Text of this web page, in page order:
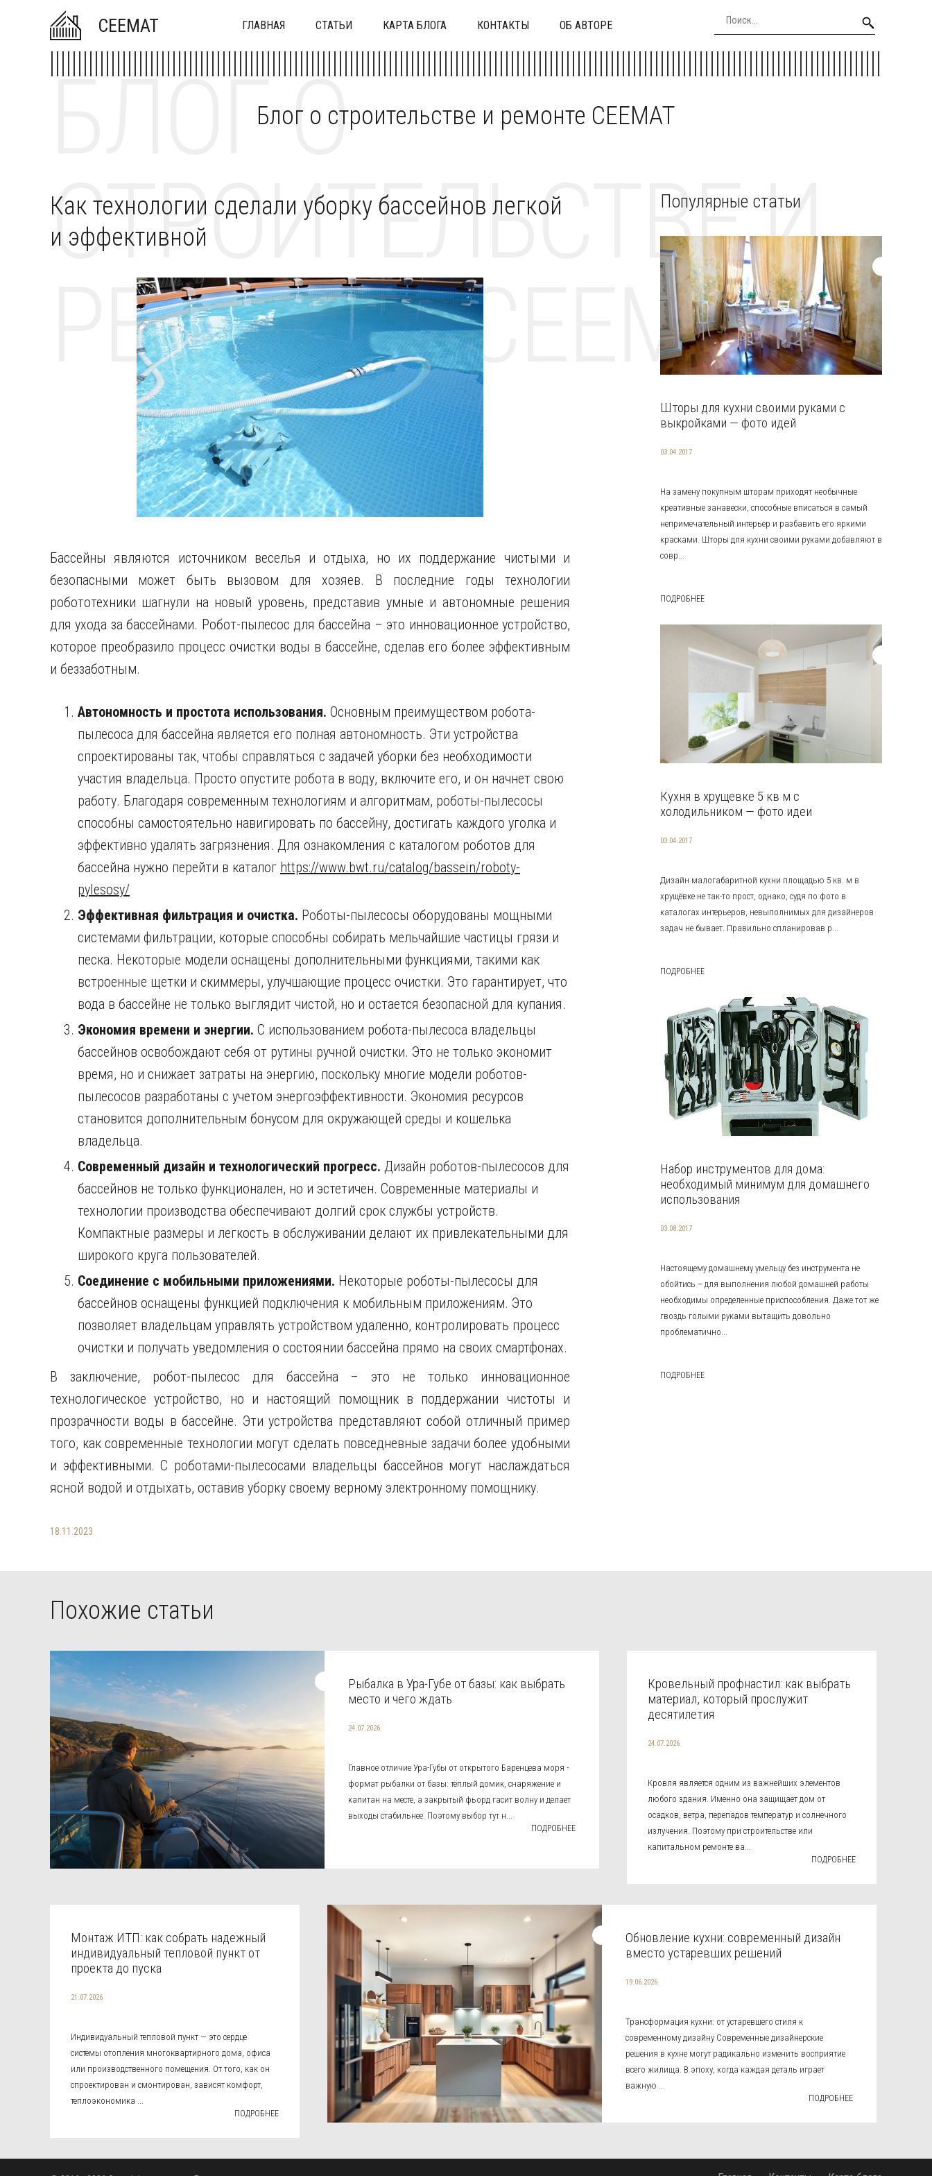
CEEMAT ГЛАВНАЯ СТАТЬИ КАРТА БЛОГА КОНТАКТЫ ОБ АВТОРЕ
Блог о строительстве и ремонте CEEMAT
БЛОГ О
СТРОИТЕЛЬСТВЕ И
РЕМОНТЕ CEEMAT
Как технологии сделали уборку бассейнов легкой
и эффективной
Бассейны являются источником веселья и отдыха, но их поддержание чистыми и
безопасными может быть вызовом для хозяев. В последние годы технологии
робототехники шагнули на новый уровень, представив умные и автономные решения
для ухода за бассейнами. Робот-пылесос для бассейна – это инновационное устройство,
которое преобразило процесс очистки воды в бассейне, сделав его более эффективным
и беззаботным.
Автономность и простота использования. Основным преимуществом робота-
пылесоса для бассейна является его полная автономность. Эти устройства
спроектированы так, чтобы справляться с задачей уборки без необходимости
участия владельца. Просто опустите робота в воду, включите его, и он начнет свою
работу. Благодаря современным технологиям и алгоритмам, роботы-пылесосы
способны самостоятельно навигировать по бассейну, достигать каждого уголка и
эффективно удалять загрязнения. Для ознакомления с каталогом роботов для
бассейна нужно перейти в каталог https://www.bwt.ru/catalog/bassein/roboty-
pylesosy/
Эффективная фильтрация и очистка. Роботы-пылесосы оборудованы мощными
системами фильтрации, которые способны собирать мельчайшие частицы грязи и
песка. Некоторые модели оснащены дополнительными функциями, такими как
встроенные щетки и скиммеры, улучшающие процесс очистки. Это гарантирует, что
вода в бассейне не только выглядит чистой, но и остается безопасной для купания.
Экономия времени и энергии. С использованием робота-пылесоса владельцы
бассейнов освобождают себя от рутины ручной очистки. Это не только экономит
время, но и снижает затраты на энергию, поскольку многие модели роботов-
пылесосов разработаны с учетом энергоэффективности. Экономия ресурсов
становится дополнительным бонусом для окружающей среды и кошелька
владельца.
Современный дизайн и технологический прогресс. Дизайн роботов-пылесосов для
бассейнов не только функционален, но и эстетичен. Современные материалы и
технологии производства обеспечивают долгий срок службы устройств.
Компактные размеры и легкость в обслуживании делают их привлекательными для
широкого круга пользователей.
Соединение с мобильными приложениями. Некоторые роботы-пылесосы для
бассейнов оснащены функцией подключения к мобильным приложениям. Это
позволяет владельцам управлять устройством удаленно, контролировать процесс
очистки и получать уведомления о состоянии бассейна прямо на своих смартфонах.
В заключение, робот-пылесос для бассейна – это не только инновационное
технологическое устройство, но и настоящий помощник в поддержании чистоты и
прозрачности воды в бассейне. Эти устройства представляют собой отличный пример
того, как современные технологии могут сделать повседневные задачи более удобными
и эффективными. С роботами-пылесосами владельцы бассейнов могут наслаждаться
ясной водой и отдыхать, оставив уборку своему верному электронному помощнику.
18.11.2023
Популярные статьи
Шторы для кухни своими руками с
выкройками — фото идей
03.04.2017
На замену покупным шторам приходят необычные
креативные занавески, способные вписаться в самый
непримечательный интерьер и разбавить его яркими
красками. Шторы для кухни своими руками добавляют в
совр...
ПОДРОБНЕЕ
Кухня в хрущевке 5 кв м с
холодильником — фото идеи
03.04.2017
Дизайн малогабаритной кухни площадью 5 кв. м в
хрущёвке не так-то прост, однако, судя по фото в
каталогах интерьеров, невыполнимых для дизайнеров
задач не бывает. Правильно спланировав р...
ПОДРОБНЕЕ
Набор инструментов для дома:
необходимый минимум для домашнего
использования
03.08.2017
Настоящему домашнему умельцу без инструмента не
обойтись – для выполнения любой домашней работы
необходимы определенные приспособления. Даже тот же
гвоздь голыми руками вытащить довольно
проблематично...
ПОДРОБНЕЕ
Похожие статьи
Рыбалка в Ура-Губе от базы: как выбрать
место и чего ждать
24.07.2026
Главное отличие Ура-Губы от открытого Баренцева моря -
формат рыбалки от базы: тёплый домик, снаряжение и
капитан на месте, а закрытый фьорд гасит волну и делает
выходы стабильнее. Поэтому выбор тут н...
ПОДРОБНЕЕ
Кровельный профнастил: как выбрать
материал, который прослужит
десятилетия
24.07.2026
Кровля является одним из важнейших элементов
любого здания. Именно она защищает дом от
осадков, ветра, перепадов температур и солнечного
излучения. Поэтому при строительстве или
капитальном ремонте ва...
ПОДРОБНЕЕ
Монтаж ИТП: как собрать надежный
индивидуальный тепловой пункт от
проекта до пуска
21.07.2026
Индивидуальный тепловой пункт — это сердце
системы отопления многоквартирного дома, офиса
или производственного помещения. От того, как он
спроектирован и смонтирован, зависят комфорт,
теплоэкономика ...
ПОДРОБНЕЕ
Обновление кухни: современный дизайн
вместо устаревших решений
19.06.2026
Трансформация кухни: от устаревшего стиля к
современному дизайну Современные дизайнерские
решения в кухне могут радикально изменить восприятие
всего жилища. В эпоху, когда каждая деталь играет
важную ...
ПОДРОБНЕЕ